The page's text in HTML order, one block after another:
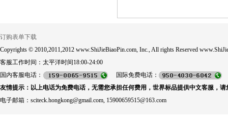
订购表单下载
Copyrights © 2010,2011,2012 www.ShiJieBiaoPin.com, Inc., All rights Reserved
客服工作时间：太平洋时间18:00-24:00
国内客服电话：
国际免费电话：
友情提示：以上电话为免费电话，无需您承担任何费用，世界标品提供中文客服，请
电子邮箱：sciteck.hongkong@gmail.com, 15900659515@163.com